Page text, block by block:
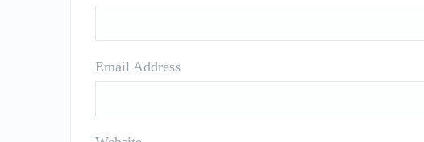
Email Address